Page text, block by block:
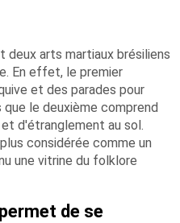
deux arts martiaux brésiliens
En effet, le premier
et des parades pour
le deuxième comprend
d'étranglement au sol.
considérée comme un
une vitrine du folklore
de se